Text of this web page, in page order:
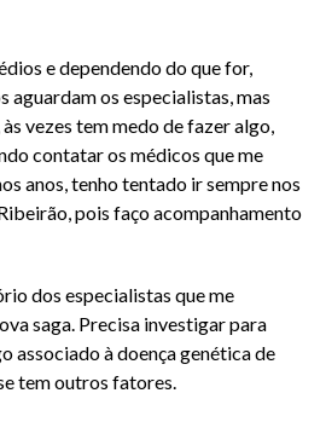
e dependendo do que for,
aguardam os especialistas, mas
vezes tem medo de fazer algo,
contatar os médicos que me
anos, tenho tentado ir sempre nos
pois faço acompanhamento
dos especialistas que me
saga. Precisa investigar para
associado à doença genética de
tem outros fatores.